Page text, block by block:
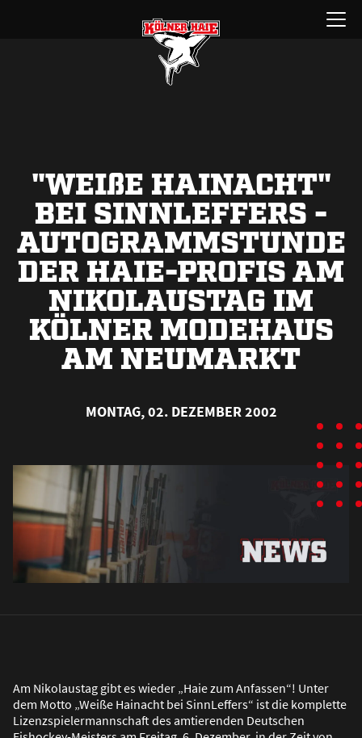
Menü
öffnen
"WEIßE HAINACHT"
BEI SINNLEFFERS -
AUTOGRAMMSTUNDE
DER HAIE-PROFIS AM
NIKOLAUSTAG IM
KÖLNER MODEHAUS
AM NEUMARKT
MONTAG, 02. DEZEMBER 2002
Am Nikolaustag gibt es wieder „Haie zum Anfassen“! Unter
dem Motto „Weiße Hainacht bei SinnLeffers“ ist die komplette
Lizenzspielermannschaft des amtierenden Deutschen